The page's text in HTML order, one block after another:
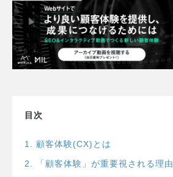
目次
1
顧客体験(CX)とは
2
「顧客体験」が重要視される理由